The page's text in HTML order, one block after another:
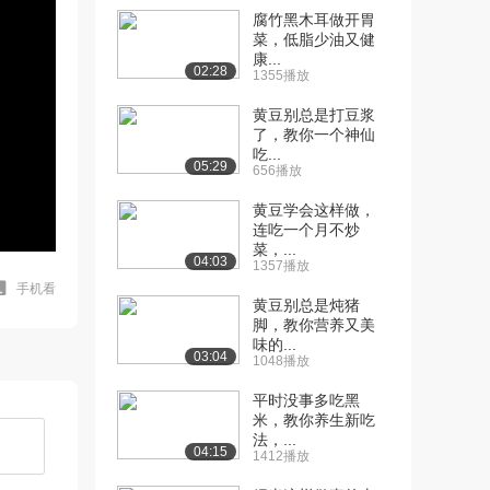
手机看
02:28
腐竹黑木耳做开胃
菜，低脂少油又健
康...
1355播放
05:29
黄豆别总是打豆浆
了，教你一个神仙
吃...
656播放
04:03
黄豆学会这样做，
连吃一个月不炒
菜，...
1357播放
03:04
黄豆别总是炖猪
脚，教你营养又美
味的...
1048播放
04:15
平时没事多吃黑
米，教你养生新吃
法，...
1412播放